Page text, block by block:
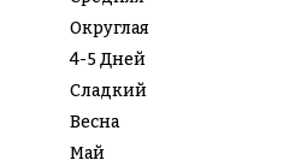
Округлая
4-5 Дней
Сладкий
Весна
Май